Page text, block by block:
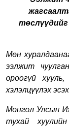
төслүүдийг
Мөн
ээлжит
ороогүй
хэлэлцүүлэх
Монгол Улсын
тухай